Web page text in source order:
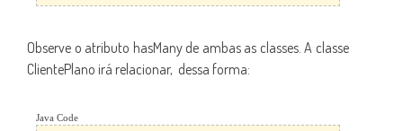
Observe o atributo hasMany de ambas as classes. A classe
ClientePlano irá relacionar, dessa forma:
Java Code